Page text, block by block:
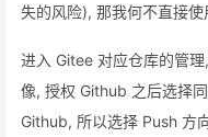
失的风险), 那我何不直接
进入 Gitee 对应仓库的管
像, 授权 Github 之后选择
Github, 所以选择 Push 方